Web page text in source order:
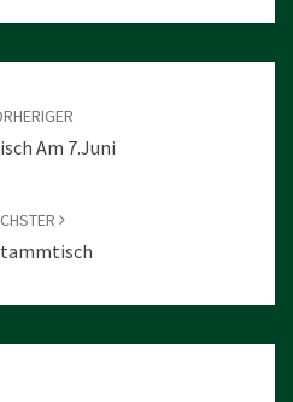
Am 7.Juni